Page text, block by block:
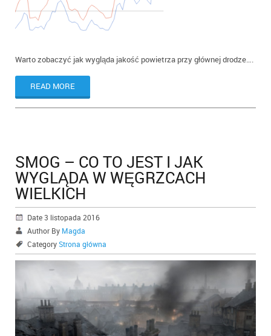
Warto zobaczyć jak wygląda jakość powietrza przy głównej drodze….
READ MORE
SMOG – CO TO JEST I JAK
WYGLĄDA W WĘGRZCACH
WIELKICH
Date 3 listopada 2016
Author By Magda
CategoryStrona główna